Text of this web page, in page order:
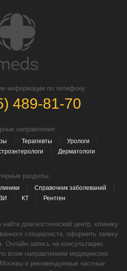
информации по телефону:
489-81-70
направление:
Терапевты
Урологи
Дерматологи
разделы:
Справочник заболеваний
КТ Рентген
диагностический центр, клинику
специалиста, оформить заявку
Онлайн запись на консультацию
всем направлениям медицинских
и рекомендуемые частные